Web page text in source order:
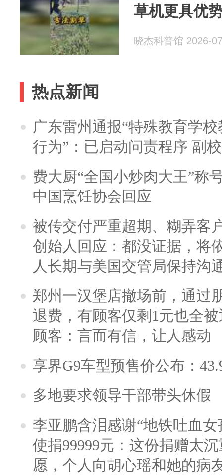
草机更具优
晓杰科普馆 2026-
热点新闻
广东雷州通报“特殊教育学
行为”：已启动问责程序 副
费大厨“全国小炒肉大王”称
中国烹饪协会回应
被传交付严重超期、糊弄客
创始人回应：都没证据，将
人长期与美国交管局保持沟
郑州一汉堡店撤场前，通过
退费，有顾客仅剩1元也全
顾客：言而有信，让人感动
享界G9车型预售价公布：
多地要求领导干部带头休假
李亚鹏含泪感谢“地铁吐血
使捐99999元：这份捐赠太
愿，个人向胡心瑶和她的病